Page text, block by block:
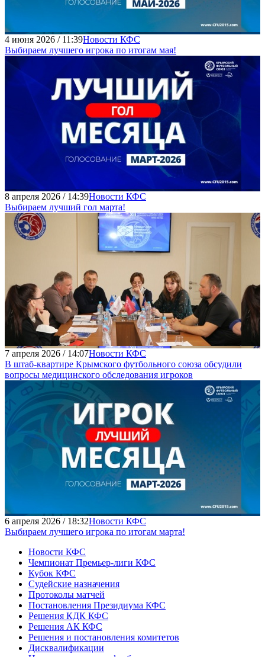
4 июня 2026 / 11:39Новости КФС
Выбираем лучшего игрока по итогам мая!
8 апреля 2026 / 14:39Новости КФС
Выбираем лучший гол марта!
7 апреля 2026 / 14:07Новости КФС
В штаб-квартире Крымского футбольного союза обсудили
вопросы медицинского обследования игроков
6 апреля 2026 / 18:32Новости КФС
Выбираем лучшего игрока по итогам марта!
Новости КФС
Чемпионат Премьер-лиги КФС
Кубок КФС
Судейские назначения
Протоколы матчей
Постановления Президиума КФС
Решения КДК КФС
Решения АК КФС
Решения и постановления комитетов
Дисквалификации